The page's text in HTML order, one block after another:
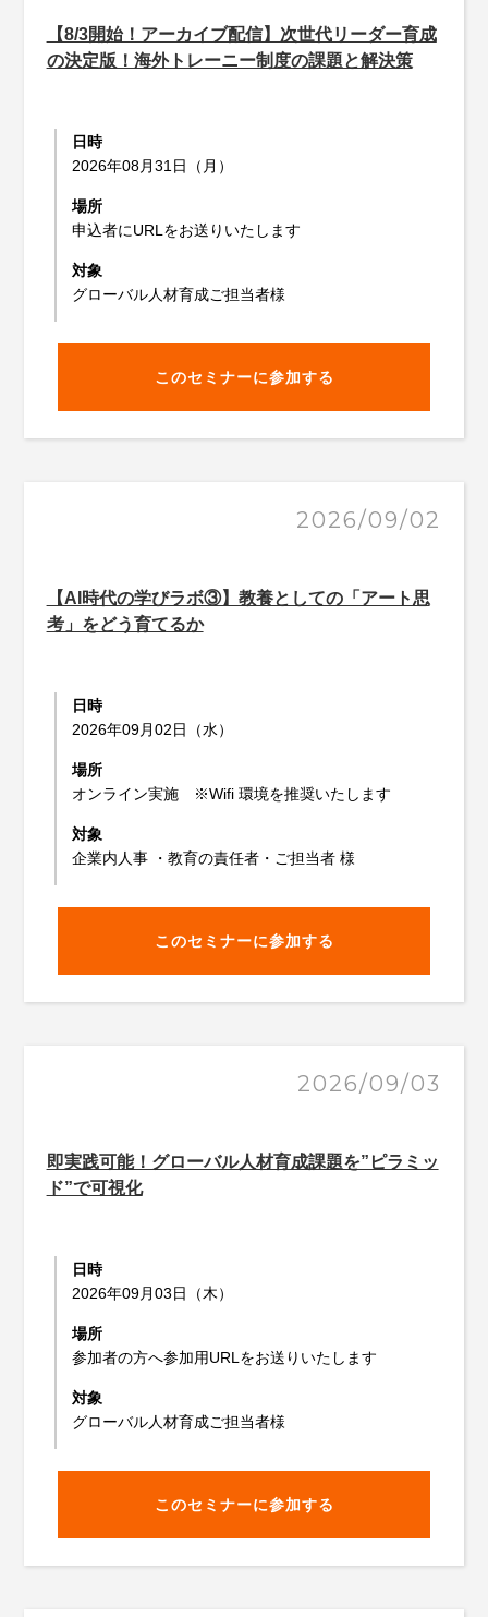
【8/3開始！アーカイブ配信】次世代リーダー育成
の決定版！海外トレーニー制度の課題と解決策
日時
2026年08月31日（月）
場所
申込者にURLをお送りいたします
対象
グローバル人材育成ご担当者様
このセミナーに参加する
2026/09/02
【AI時代の学びラボ③】教養としての「アート思
考」をどう育てるか
日時
2026年09月02日（水）
場所
オンライン実施 ※Wifi 環境を推奨いたします
対象
企業内人事 ・教育の責任者・ご担当者 様
このセミナーに参加する
2026/09/03
即実践可能！グローバル人材育成課題を”ピラミッ
ド”で可視化
日時
2026年09月03日（木）
場所
参加者の方へ参加用URLをお送りいたします
対象
グローバル人材育成ご担当者様
このセミナーに参加する